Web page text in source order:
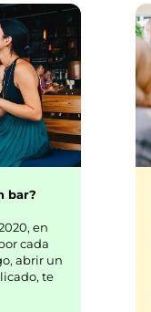
bar?
en
cada
abrir un
te